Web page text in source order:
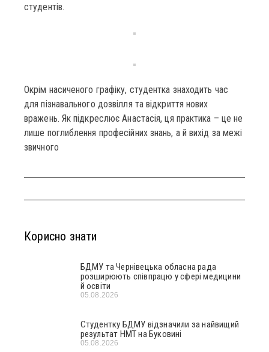
студентів.
Окрім насиченого графіку, студентка знаходить час
для пізнавального дозвілля та відкриття нових
вражень. Як підкреслює Анастасія, ця практика – це не
лише поглиблення професійних знань, а й вихід за межі
звичного
Корисно знати
БДМУ та Чернівецька обласна рада
розширюють співпрацю у сфері медицини
й освіти
05.08.2026
Студентку БДМУ відзначили за найвищий
результат НМТ на Буковині
05.08.2026